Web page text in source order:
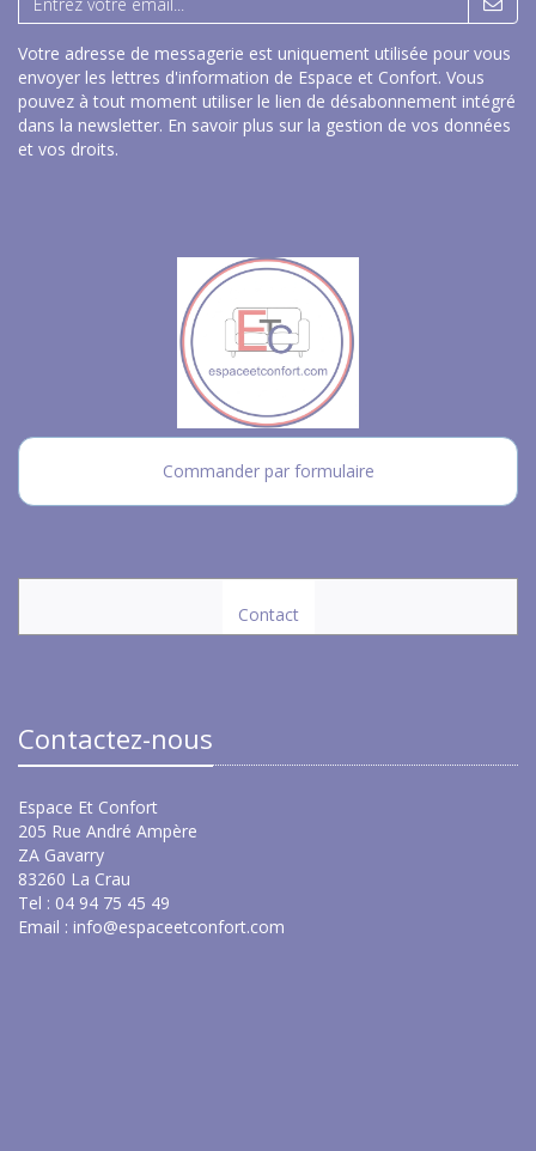
Votre adresse de messagerie est uniquement utilisée pour vous
envoyer les lettres d'information de Espace et Confort. Vous
pouvez à tout moment utiliser le lien de désabonnement intégré
dans la newsletter. En savoir plus sur la gestion de vos données
et vos droits.
Commander par formulaire
Contact
Contactez-nous
Espace Et Confort
205 Rue André Ampère
ZA Gavarry
83260 La Crau
Tel : 04 94 75 45 49
Email : info@espaceetconfort.com